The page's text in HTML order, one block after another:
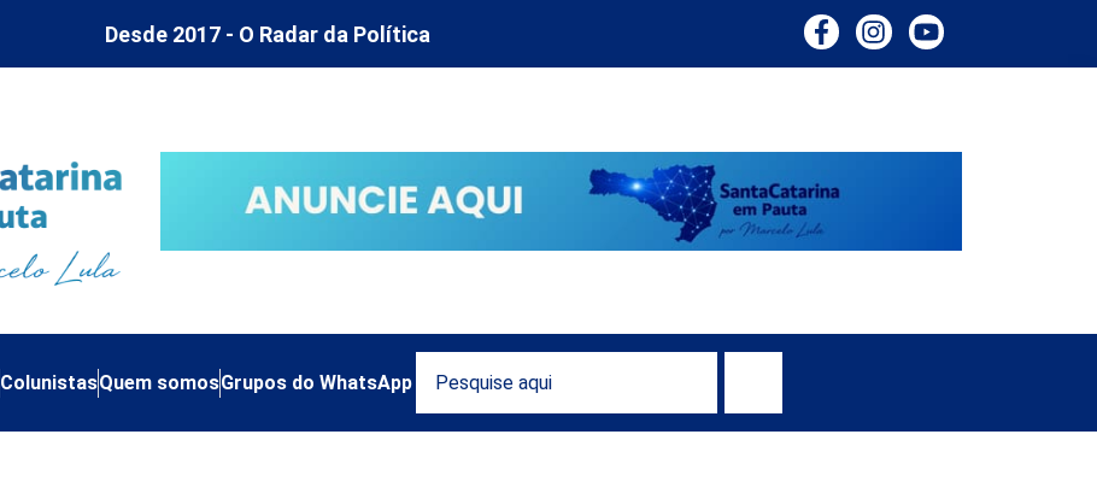
Desde 2017 - O Radar da Política
ColunistasQuem somosGrupos do WhatsApp